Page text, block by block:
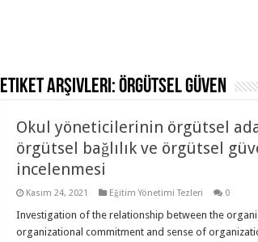
Etiket Arşivleri:Örgütsel güven
Okul yöneticilerinin örgütsel
örgütsel bağlılık ve örgütsel
incelenmesi
Kasım 24, 2021 Eğitim Yönetimi Tezleri 0
Investigation of the relationship between the
organizational commitment and sense of